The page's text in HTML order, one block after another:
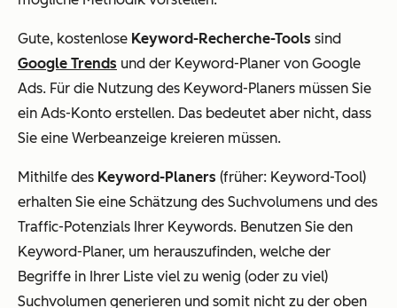
Gute, kostenlose Keyword-Recherche-Tools sind
Google Trends und der Keyword-Planer von Google
Ads. Für die Nutzung des Keyword-Planers müssen Sie
ein Ads-Konto erstellen. Das bedeutet aber nicht, dass
Sie eine Werbeanzeige kreieren müssen.
Mithilfe des Keyword-Planers (früher: Keyword-Tool)
erhalten Sie eine Schätzung des Suchvolumens und des
Traffic-Potenzials Ihrer Keywords. Benutzen Sie den
Keyword-Planer, um herauszufinden, welche der
Begriffe in Ihrer Liste viel zu wenig (oder zu viel)
Suchvolumen generieren und somit nicht zu der oben